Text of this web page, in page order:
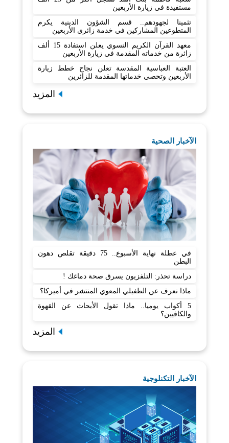
مستفيدة في زيارة الأربعين
تثمينا لجهودهم.. قسم الشؤون الدينية يكرم
المتطوعين المشاركين في خدمة زائري الأربعين
معهد القرآن الكريم النسوي يعلن استفادة 15 ألف
زائرة من خدماته المقدمة في زيارة الأربعين
العتبة العباسية المقدسة تعلن نجاح خطط زيارة
الأربعين وتحصي خدماتها المقدمة للزائرين
المزيد
الآخبار الصحية
في عطلة نهاية الأسبوع.. 75 دقيقة تقلص دهون
البطن
دراسة تحذر: التلفزيون يسرق صحة دماغك !
ماذا نعرف عن الطفيلي المعوي المنتشر في أميركا؟
5 أكواب يوميا.. ماذا تقول الأبحاث عن القهوة
والكافيين؟
المزيد
الآخبار التكنلوجية